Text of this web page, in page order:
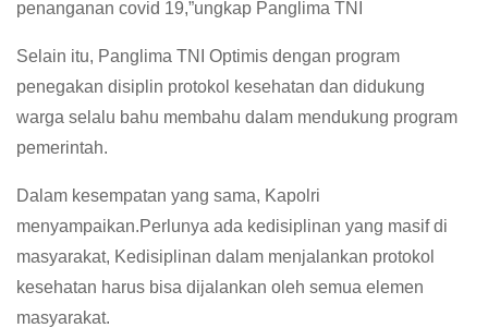
penanganan covid 19,”ungkap Panglima TNI
Selain itu, Panglima TNI Optimis dengan program
penegakan disiplin protokol kesehatan dan didukung
warga selalu bahu membahu dalam mendukung program
pemerintah.
Dalam kesempatan yang sama, Kapolri
menyampaikan.Perlunya ada kedisiplinan yang masif di
masyarakat, Kedisiplinan dalam menjalankan protokol
kesehatan harus bisa dijalankan oleh semua elemen
masyarakat.